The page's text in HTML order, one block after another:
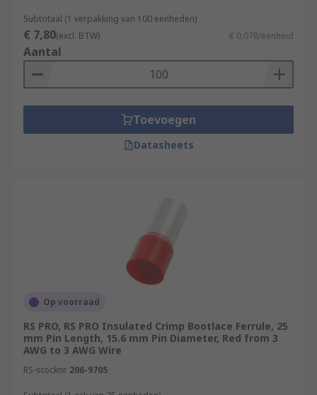
Subtotaal (1 verpakking van 100 eenheden)
€ 7,80(excl. BTW) € 0,078/eenheid
Aantal
Toevoegen
Datasheets
Op voorraad
RS PRO, RS PRO Insulated Crimp Bootlace Ferrule, 25
mm Pin Length, 15.6 mm Pin Diameter, Red from 3
AWG to 3 AWG Wire
RS-stocknr. 206-9705